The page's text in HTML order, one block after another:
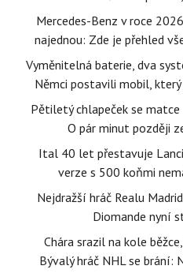
Mercedes-Benz v roce
najednou: Zde je přehled
Vyměnitelná baterie, dva
Němci postavili mobil,
Pětiletý chlapeček se
O pár minut později
Ital 40 let přestavuje
verze s 500 koňmi
Nejdražší hráč Realu
Diomande nyní
Chára srazil na kole
Bývalý hráč NHL se brání: